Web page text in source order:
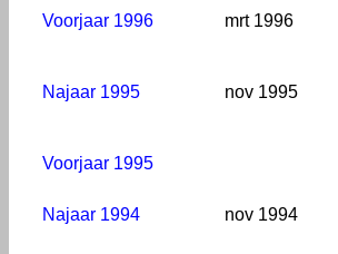
Voorjaar 1996
mrt 1996
Najaar 1995
nov 1995
Voorjaar 1995
Najaar 1994
nov 1994